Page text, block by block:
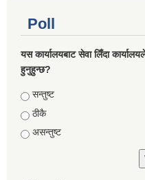
Poll
यस कार्यालयबाट सेवा लिँदा
हुनुहुन्छ?
Choices
सन्तुष्ट
ठीकै
असन्तुष्ट